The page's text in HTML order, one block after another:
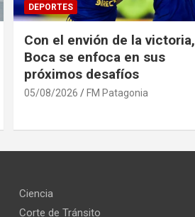
DEPORTES
Con el envión de la victoria,
Boca se enfoca en sus
próximos desafíos
05/08/2026 FM Patagonia
Ciencia
Corte de Tránsito